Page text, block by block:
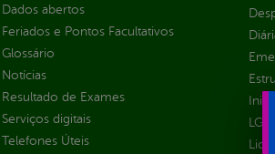
Dados abertos
Feriados e Pontos Facultativos
Glossário
Notícias
Resultado de Exames
Serviços digitais
Telefones Úteis
Inicio